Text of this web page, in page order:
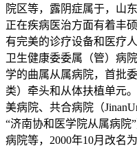
院区等，露阴症属于，山
正在疾病医治方面有着丰
有完美的诊疗设备和医疗
卫生健康委委属（管）病
学的曲属从属病院，首批
类）牵头和从体扶植单元
美病院、共合病院（
“济南协和医学院从属病院
病院等，2000年10月改名